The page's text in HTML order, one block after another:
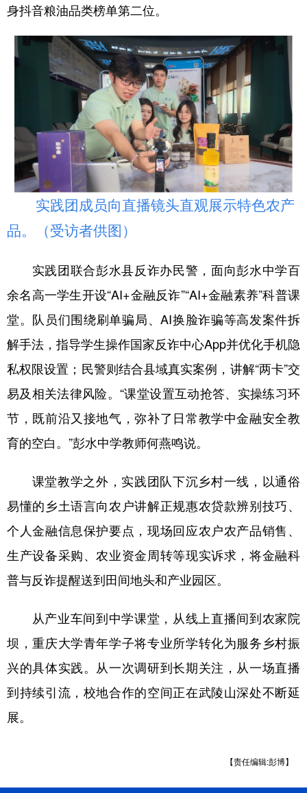
身抖音粮油品类榜单第二位。
实践团成员向直播镜头直观展示特色农产
品。（受访者供图）
实践团联合彭水县反诈办民警，面向彭水中学百
余名高一学生开设“AI+金融反诈”“AI+金融素养”科普课
堂。队员们围绕刷单骗局、AI换脸诈骗等高发案件拆
解手法，指导学生操作国家反诈中心App并优化手机隐
私权限设置；民警则结合县域真实案例，讲解“两卡”交
易及相关法律风险。“课堂设置互动抢答、实操练习环
节，既前沿又接地气，弥补了日常教学中金融安全教
育的空白。”彭水中学教师何燕鸣说。
课堂教学之外，实践团队下沉乡村一线，以通俗
易懂的乡土语言向农户讲解正规惠农贷款辨别技巧、
个人金融信息保护要点，现场回应农户农产品销售、
生产设备采购、农业资金周转等现实诉求，将金融科
普与反诈提醒送到田间地头和产业园区。
从产业车间到中学课堂，从线上直播间到农家院
坝，重庆大学青年学子将专业所学转化为服务乡村振
兴的具体实践。从一次调研到长期关注，从一场直播
到持续引流，校地合作的空间正在武陵山深处不断延
展。
【责任编辑:彭博】